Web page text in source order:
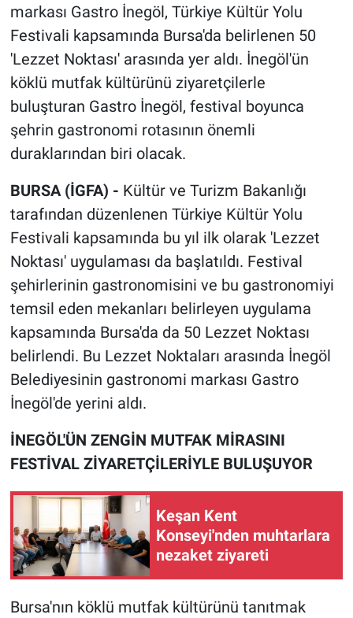
markası Gastro İnegöl, Türkiye Kültür Yolu
Festivali kapsamında Bursa'da belirlenen 50
'Lezzet Noktası' arasında yer aldı. İnegöl'ün
köklü mutfak kültürünü ziyaretçilerle
buluşturan Gastro İnegöl, festival boyunca
şehrin gastronomi rotasının önemli
duraklarından biri olacak.
BURSA (İGFA) - Kültür ve Turizm Bakanlığı
tarafından düzenlenen Türkiye Kültür Yolu
Festivali kapsamında bu yıl ilk olarak 'Lezzet
Noktası' uygulaması da başlatıldı. Festival
şehirlerinin gastronomisini ve bu gastronomiyi
temsil eden mekanları belirleyen uygulama
kapsamında Bursa'da da 50 Lezzet Noktası
belirlendi. Bu Lezzet Noktaları arasında İnegöl
Belediyesinin gastronomi markası Gastro
İnegöl'de yerini aldı.
İNEGÖL'ÜN ZENGİN MUTFAK MİRASINI
FESTİVAL ZİYARETÇİLERİYLE BULUŞUYOR
Keşan Kent
Konseyi'nden muhtarlara
nezaket ziyareti
Bursa'nın köklü mutfak kültürünü tanıtmak